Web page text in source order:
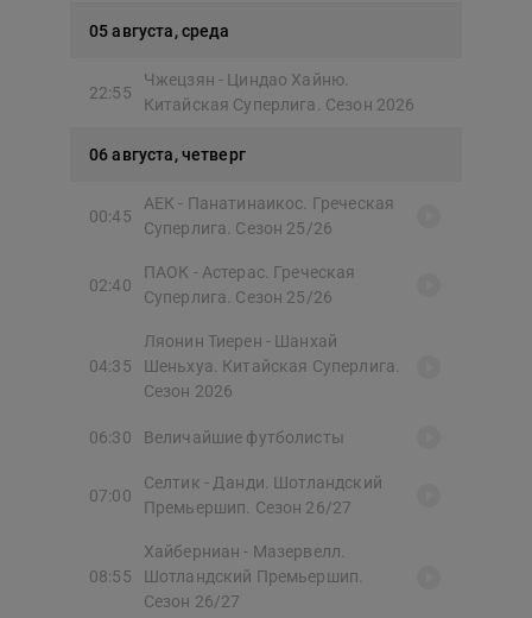
05 августа, среда
22:55
Чжецзян - Циндао Хайню.
Китайская Суперлига. Сезон 2026
06 августа, четверг
00:45
АЕК - Панатинаикос. Греческая
Суперлига. Сезон 25/26
02:40
ПАОК - Астерас. Греческая
Суперлига. Сезон 25/26
04:35
Ляонин Тиерен - Шанхай
Шеньхуа. Китайская Суперлига.
Сезон 2026
06:30 Величайшие футболисты
07:00
Селтик - Данди. Шотландский
Премьершип. Сезон 26/27
08:55
Хайберниан - Мазервелл.
Шотландский Премьершип.
Сезон 26/27